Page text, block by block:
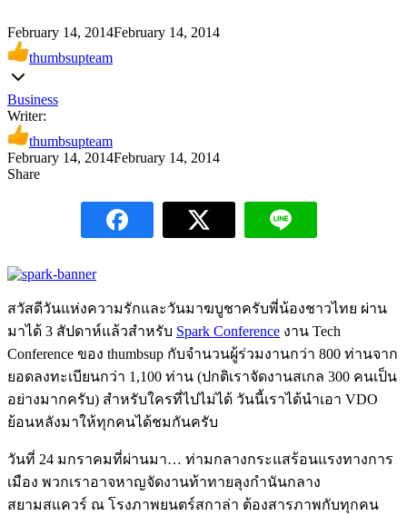
February 14, 2014February 14, 2014
thumbsupteam
Business
Writer:
thumbsupteam
February 14, 2014February 14, 2014
Share
สวัสดีวันแห่งความรักและวันมาฆบูชาครับพี่น้องชาวไทย ผ่าน
มาได้ 3 สัปดาห์แล้วสำหรับ Spark Conference งาน Tech
Conference ของ thumbsup กับจำนวนผู้ร่วมงานกว่า 800 ท่านจาก
ยอดลงทะเบียนกว่า 1,100 ท่าน (ปกติเราจัดงานสเกล 300 คนเป็น
อย่างมากครับ) สำหรับใครที่ไปไม่ได้ วันนี้เราได้นำเอา VDO
ย้อนหลังมาให้ทุกคนได้ชมกันครับ
วันที่ 24 มกราคมที่ผ่านมา… ท่ามกลางกระแสร้อนแรงทางการ
เมือง พวกเราอาจหาญจัดงานท้าทายลุงกำนันกลาง
สยามสแควร์ ณ โรงภาพยนตร์สกาล่า ต้องสารภาพกับทุกคน